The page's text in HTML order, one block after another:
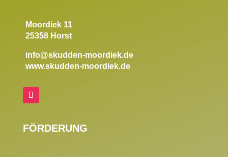
Moordiek 11
25358 Horst
info@skudden-moordiek.de
www.skudden-moordiek.de
FÖRDERUNG